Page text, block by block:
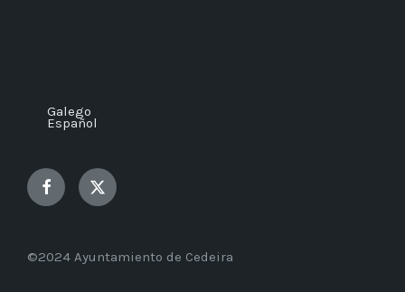
Galego
Español
Facebook Twitter
©2024 Ayuntamiento de Cedeira